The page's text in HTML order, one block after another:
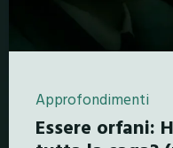
Approfondimenti
Essere orfani: